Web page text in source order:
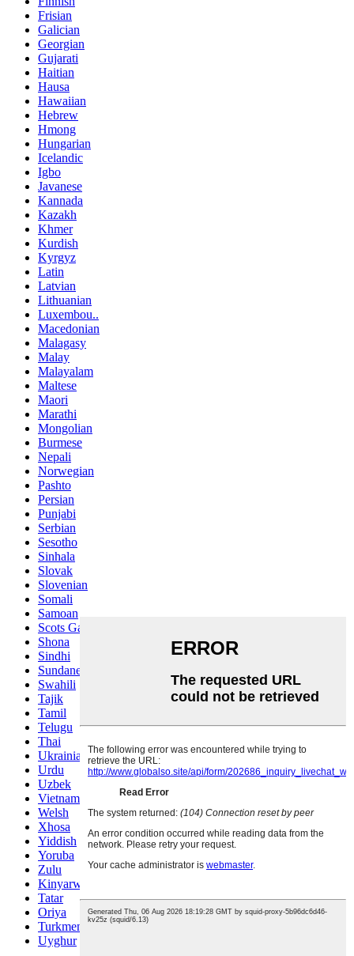
Frisian
Galician
Georgian
Gujarati
Haitian
Hausa
Hawaiian
Hebrew
Hmong
Hungarian
Icelandic
Igbo
Javanese
Kannada
Kazakh
Khmer
Kurdish
Kyrgyz
Latin
Latvian
Lithuanian
Luxembou..
Macedonian
Malagasy
Malay
Malayalam
Maltese
Maori
Marathi
Mongolian
Burmese
Nepali
Norwegian
Pashto
Persian
Punjabi
Serbian
Sesotho
Sinhala
Slovak
Slovenian
Somali
Samoan
Scots Gaelic
Shona
Sindhi
Sundanese
Swahili
Tajik
Tamil
Telugu
Thai
Ukrainian
Urdu
Uzbek
Vietnamese
Welsh
Xhosa
Yiddish
Yoruba
Zulu
Kinyarwanda
Tatar
Oriya
Turkmen
Uyghur